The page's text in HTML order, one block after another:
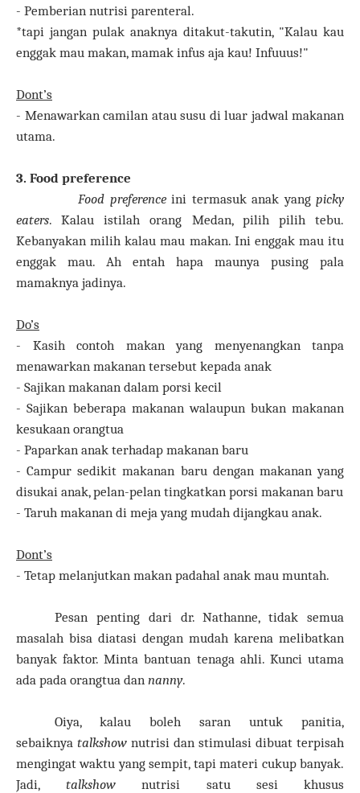
- Pemberian nutrisi parenteral.
*tapi jangan pulak anaknya ditakut-takutin, "Kalau kau
enggak mau makan, mamak infus aja kau! Infuuus!"
Dont’s
- Menawarkan camilan atau susu di luar jadwal makanan
utama.
3. Food preference
Food preferenceini termasuk anak yangpicky
eaters. Kalau istilah orang Medan, pilih pilih tebu.
Kebanyakan milih kalau mau makan. Ini enggak mau itu
enggak mau. Ah entah hapa maunya pusing pala
mamaknya jadinya.
Do’s
- Kasih contoh makan yang menyenangkan tanpa
menawarkan makanan tersebut kepada anak
- Sajikan makanan dalam porsi kecil
- Sajikan beberapa makanan walaupun bukan makanan
kesukaan orangtua
- Paparkan anak terhadap makanan baru
- Campur sedikit makanan baru dengan makanan yang
disukai anak, pelan-pelan tingkatkan porsi makanan baru
- Taruh makanan di meja yang mudah dijangkau anak.
Dont’s
- Tetap melanjutkan makan padahal anak mau muntah.
Pesan penting dari dr. Nathanne, tidak semua
masalah bisa diatasi dengan mudah karena melibatkan
banyak faktor. Minta bantuan tenaga ahli. Kunci utama
ada pada orangtua dan nanny.
Oiya, kalau boleh saran untuk panitia,
sebaiknya talkshow nutrisi dan stimulasi dibuat terpisah
mengingat waktu yang sempit, tapi materi cukup banyak.
Jadi,talkshow nutrisi satu sesi khusus